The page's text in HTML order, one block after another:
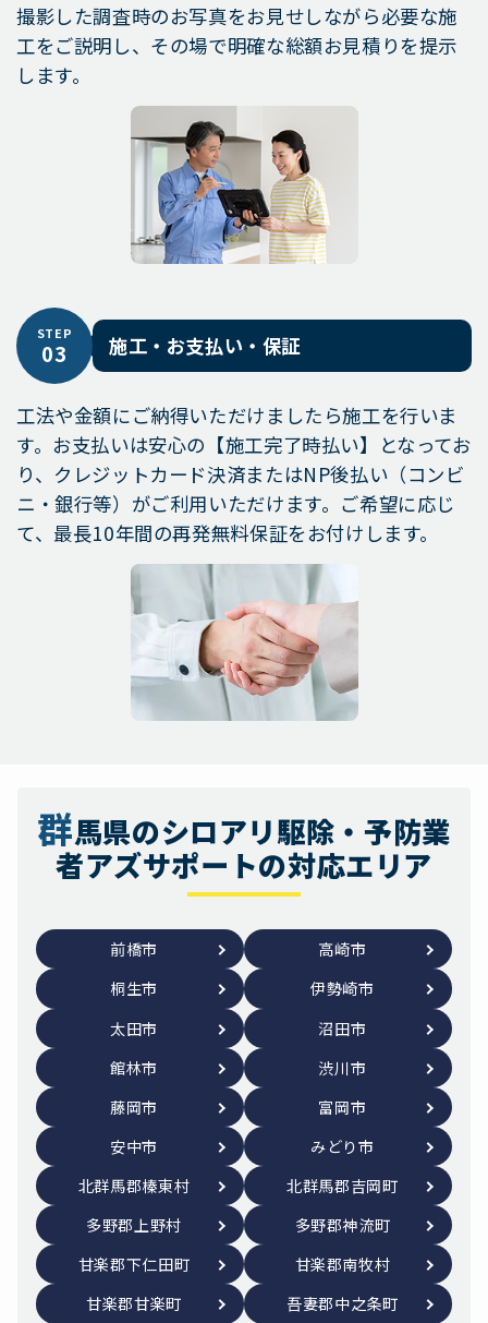
撮影した調査時のお写真をお見せしながら必要な施
工をご説明し、その場で明確な総額お見積りを提示
します。
STEP
03 施工・お支払い・保証
工法や金額にご納得いただけましたら施工を行いま
す。お支払いは安心の【施工完了時払い】となってお
り、クレジットカード決済またはNP後払い（コンビ
ニ・銀行等）がご利用いただけます。ご希望に応じ
て、最長10年間の再発無料保証をお付けします。
群馬県のシロアリ駆除・予防業
者アズサポートの対応エリア
前橋市
高崎市
桐生市
伊勢崎市
太田市
沼田市
館林市
渋川市
藤岡市
富岡市
安中市
みどり市
北群馬郡榛東村
北群馬郡吉岡町
多野郡上野村
多野郡神流町
甘楽郡下仁田町
甘楽郡南牧村
甘楽郡甘楽町
吾妻郡中之条町